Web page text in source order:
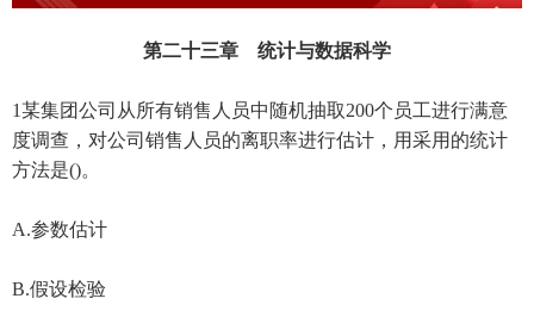
第二十三章 统计与数据科学
1某集团公司从所有销售人员中随机抽取200个员工进行满意
度调查，对公司销售人员的离职率进行估计，用采用的统计
方法是()。
A.参数估计
B.假设检验